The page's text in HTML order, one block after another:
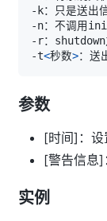
-t<秒数>
参数
[时间]：设
[警告信息]
实例